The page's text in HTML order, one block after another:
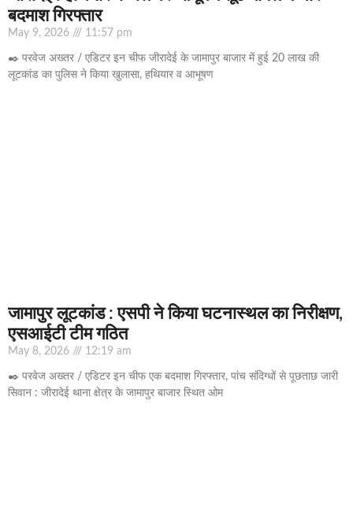
बदमाश गिरफ्तार
May 9, 2026 11:57 pm
✒️ परवेज अख्तर / एडिटर इन चीफ जीरादेई के जामापुर बाजार में हुई 20 लाख की
लूटकांड का पुलिस ने किया खुलासा, हथियार व आभूषण
जामापुर लूटकांड : एसपी ने किया घटनास्थल का निरीक्षण,
एसआईटी टीम गठित
May 8, 2026 12:19 am
✒️ परवेज अख्तर / एडिटर इन चीफ एक बदमाश गिरफ्तार, पांच संदिग्धों से पूछताछ जारी
सिवान : जीरादेई थाना क्षेत्र के जामापुर बाजार स्थित ओम